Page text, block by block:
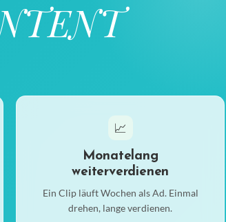
📈
Monatelang
weiterverdienen
Ein Clip läuft Wochen als Ad. Einmal
drehen, lange verdienen.